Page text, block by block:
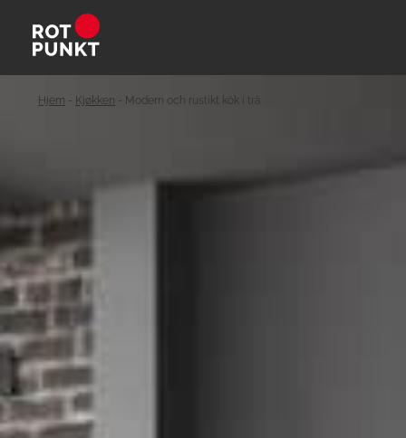
Hjem - Kjøkken - Modern och rustikt kök i trä